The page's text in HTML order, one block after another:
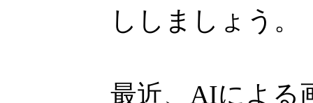
ししましょう。
最近、AIによる